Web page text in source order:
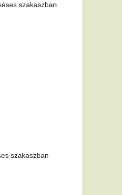
szakaszban
szakaszban